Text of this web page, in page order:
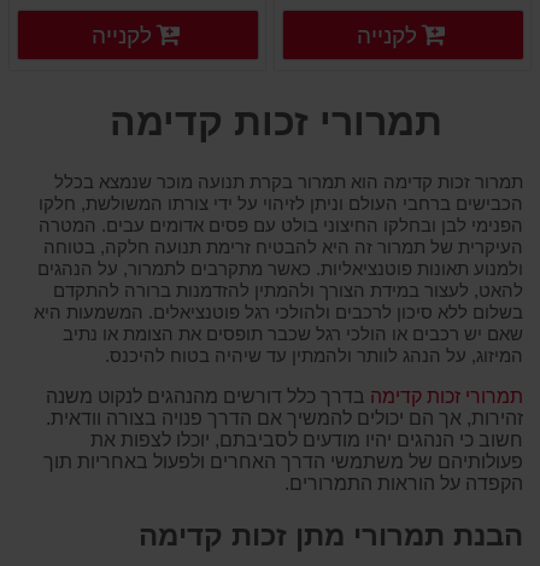
פרטים נוספים פרטים נוספים לקנייה פרטים נוספים
לקנייה
תמרורי זכות קדימה
תמרור זכות קדימה הוא תמרור בקרת תנועה מוכר שנמצא בכלל
הכבישים ברחבי העולם וניתן לזיהוי על ידי צורתו המשולשת, חלקו
הפנימי לבן ובחלקו החיצוני בולט עם פסים אדומים עבים. המטרה
העיקרית של תמרור זה היא להבטיח זרימת תנועה חלקה, בטוחה
ולמנוע תאונות פוטנציאליות. כאשר מתקרבים לתמרור, על הנהגים
להאט, לעצור במידת הצורך ולהמתין להזדמנות ברורה להתקדם
בשלום ללא סיכון לרכבים ולהולכי רגל פוטנציאלים. המשמעות היא
שאם יש רכבים או הולכי רגל שכבר תופסים את הצומת או נתיב
המיזוג, על הנהג לוותר ולהמתין עד שיהיה בטוח להיכנס.
תמרורי זכות קדימה בדרך כלל דורשים מהנהגים לנקוט משנה
זהירות, אך הם יכולים להמשיך אם הדרך פנויה בצורה וודאית.
חשוב כי הנהגים יהיו מודעים לסביבתם, יוכלו לצפות את
פעולותיהם של משתמשי הדרך האחרים ולפעול באחריות תוך
הקפדה על הוראות התמרורים.
הבנת תמרורי מתן זכות קדימה